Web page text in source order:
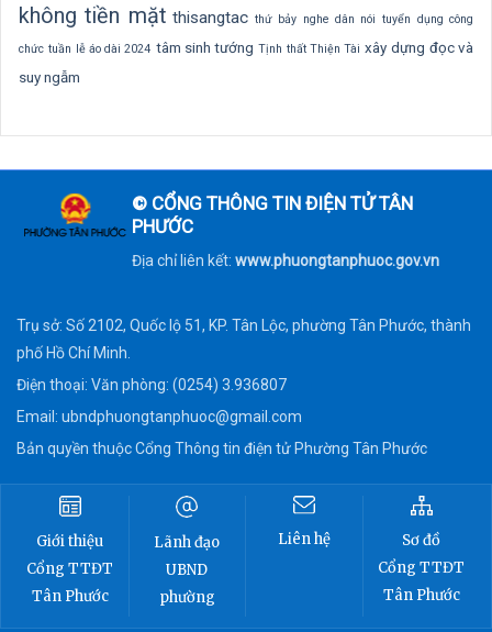
không tiền mặt thisangtac thứ bảy nghe dân nói tuyển dụng công
chức tuần lễ áo dài 2024 tâm sinh tướng Tịnh thất Thiện Tài xây dựng đọc và
suy ngẫm
© CỔNG THÔNG TIN ĐIỆN TỬ TÂN
PHƯỚC
Địa chỉ liên kết: www.phuongtanphuoc.gov.vn
Trụ sở: Số 2102, Quốc lộ 51, KP. Tân Lộc, phường Tân Phước, thành
phố Hồ Chí Minh.
Điện thoại: Văn phòng: (0254) 3.936807
Email: ubndphuongtanphuoc@gmail.com
Bản quyền thuộc Cổng Thông tin điện tử Phường Tân Phước
Giới thiệu
Cổng TTĐT
Tân Phước
Lãnh đạo
UBND
phường
Liên hệ
Sơ đồ
Cổng TTĐT
Tân Phước